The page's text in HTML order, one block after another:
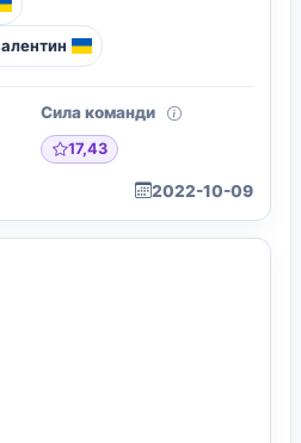
Сила команди
17,43
2022-10-09